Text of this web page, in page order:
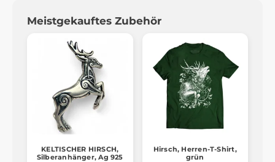
Meistgekauftes Zubehör
KELTISCHER HIRSCH,
Silberanhänger, Ag 925
Hirsch, Herren-T-Shirt,
grün